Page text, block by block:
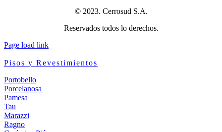
© 2023. Cerrosud S.A.
Reservados todos lo derechos.
Page load link
Pisos y Revestimientos
Portobello
Porcelanosa
Pamesa
Tau
Marazzi
Ragno